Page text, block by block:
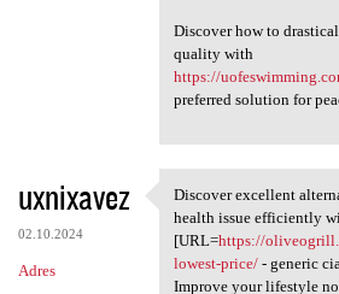
Discover how to
quality with
https://
preferred solution for
uxnixavez
02.10.2024
Adres
Discover excellent
Discover excellent
health issue efficiently
[URL=https://
lowest-price/- generic
Improve your lifestyle